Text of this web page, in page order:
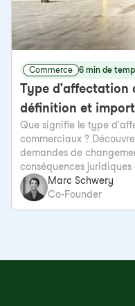
Commerce 6 min de
Type d'affectation
définition et
Que signifie le type
commerciaux ?
demandes de
conséquences
Marc Schwery
Co-Founder